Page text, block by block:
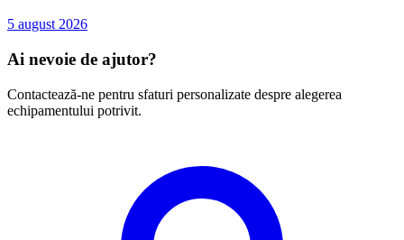
5 august 2026
Ai nevoie de ajutor?
Contactează-ne pentru sfaturi personalizate despre alegerea
echipamentului potrivit.